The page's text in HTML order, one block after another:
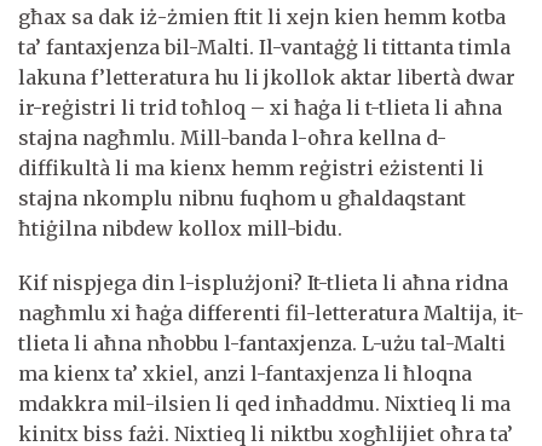
għax sa dak iż-żmien ftit li xejn kien hemm kotba
ta’ fantaxjenza bil-Malti. Il-vantaġġ li tittanta timla
lakuna f’letteratura hu li jkollok aktar libertà dwar
ir-reġistri li trid toħloq – xi ħaġa li t-tlieta li aħna
stajna nagħmlu. Mill-banda l-oħra kellna d-
diffikultà li ma kienx hemm reġistri eżistenti li
stajna nkomplu nibnu fuqhom u għaldaqstant
ħtiġilna nibdew kollox mill-bidu.
Kif nispjega din l-isplużjoni? It-tlieta li aħna ridna
nagħmlu xi ħaġa differenti fil-letteratura Maltija, it-
tlieta li aħna nħobbu l-fantaxjenza. L-użu tal-Malti
ma kienx ta’ xkiel, anzi l-fantaxjenza li ħloqna
mdakkra mil-ilsien li qed inħaddmu. Nixtieq li ma
kinitx biss fażi. Nixtieq li niktbu xogħlijiet oħra ta’